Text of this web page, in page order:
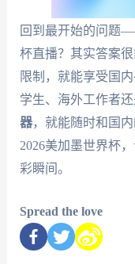
回到最开始的问题
杯直播？其实答案
限制，就能享受国
学生、海外工作者
器，就能随时和国
2026美加墨世界杯
彩瞬间。
Spread the love